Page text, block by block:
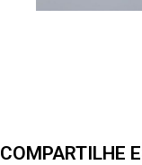
COMPARTILHE